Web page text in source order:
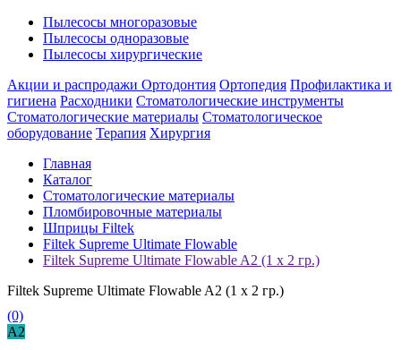
Пылесосы многоразовые
Пылесосы одноразовые
Пылесосы хирургические
Акции и распродажи Ортодонтия Ортопедия Профилактика и
гигиена Расходники Стоматологические инструменты
Стоматологические материалы Стоматологическое
оборудование Терапия Хирургия
Главная
Каталог
Стоматологические материалы
Пломбировочные материалы
Шприцы Filtek
Filtek Supreme Ultimate Flowable
Filtek Supreme Ultimate Flowable A2 (1 х 2 гр.)
Filtek Supreme Ultimate Flowable A2 (1 х 2 гр.)
(0)
A2